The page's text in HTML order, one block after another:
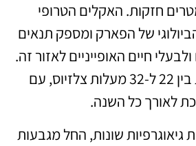
חזקות. האקלים הטרופי
של הפארק ומספק תנאים
חיים האופייניים לאזור זה.
הטמפרטורות נעות בין 22 ל-32 מעלות צלזיוס, עם
לאורך כל השנה.
גיאוגרפיות שונות, החל מגבעות